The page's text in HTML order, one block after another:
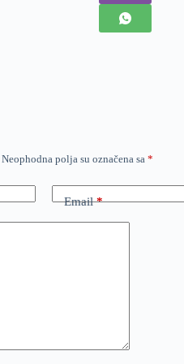
Neophodna polja su označena sa *
Email*